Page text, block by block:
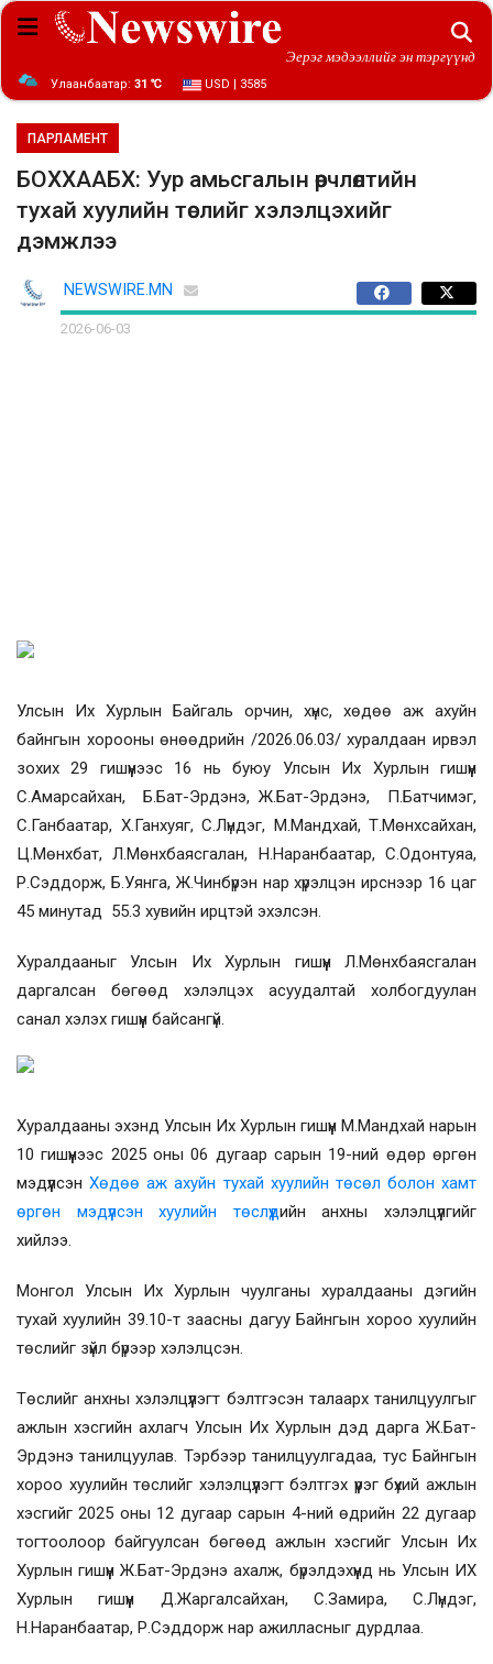
Эерэг мэдээллийг эн тэргүүнд
Улаанбаатар: 31 ℃ USD | 3585
ПАРЛАМЕНТ
БОХХААБХ: Уур амьсгалын өөрчлөлтийн
тухай хуулийн төслийг хэлэлцэхийг
дэмжлээ
NEWSWIRE.MN
2026-06-03
Улсын Их Хурлын Байгаль орчин, хүнс, хөдөө аж ахуйн
байнгын хорооны өнөөдрийн /2026.06.03/ хуралдаан ирвэл
зохих 29 гишүүнээс 16 нь буюу Улсын Их Хурлын гишүүн
С.Амарсайхан, Б.Бат-Эрдэнэ, Ж.Бат-Эрдэнэ, П.Батчимэг,
С.Ганбаатар, Х.Ганхуяг, С.Лүндэг, М.Мандхай, Т.Мөнхсайхан,
Ц.Мөнхбат, Л.Мөнхбаясгалан, Н.Наранбаатар, С.Одонтуяа,
Р.Сэддорж, Б.Уянга, Ж.Чинбүрэн нар хүрэлцэн ирснээр 16 цаг
45 минутад 55.3 хувийн ирцтэй эхэлсэн.
Хуралдааныг Улсын Их Хурлын гишүүн Л.Мөнхбаясгалан
даргалсан бөгөөд хэлэлцэх асуудалтай холбогдуулан
санал хэлэх гишүүн байсангүй.
Хуралдааны эхэнд Улсын Их Хурлын гишүүн М.Мандхай нарын
10 гишүүнээс 2025 оны 06 дугаар сарын 19-ний өдөр өргөн
мэдүүлсэнХөдөө аж ахуйн тухай хуулийн төсөл болон хамт
өргөн мэдүүлсэн хуулийн төслүүдийн анхны хэлэлцүүлгийг
хийлээ.
Монгол Улсын Их Хурлын чуулганы хуралдааны дэгийн
тухай хуулийн 39.10-т заасны дагуу Байнгын хороо хуулийн
төслийг зүйл бүрээр хэлэлцсэн.
Төслийг анхны хэлэлцүүлэгт бэлтгэсэн талаарх танилцуулгыг
ажлын хэсгийн ахлагч Улсын Их Хурлын дэд дарга Ж.Бат-
Эрдэнэ танилцуулав. Тэрбээр танилцуулгадаа, тус Байнгын
хороо хуулийн төслийг хэлэлцүүлэгт бэлтгэх үүрэг бүхий ажлын
хэсгийг 2025 оны 12 дугаар сарын 4-ний өдрийн 22 дугаар
тогтоолоор байгуулсан бөгөөд ажлын хэсгийг Улсын Их
Хурлын гишүүн Ж.Бат-Эрдэнэ ахалж, бүрэлдэхүүнд нь Улсын ИХ
Хурлын гишүүн Д.Жаргалсайхан, С.Замира, С.Лүндэг,
Н.Наранбаатар, Р.Сэддорж нар ажилласныг дурдлаа.